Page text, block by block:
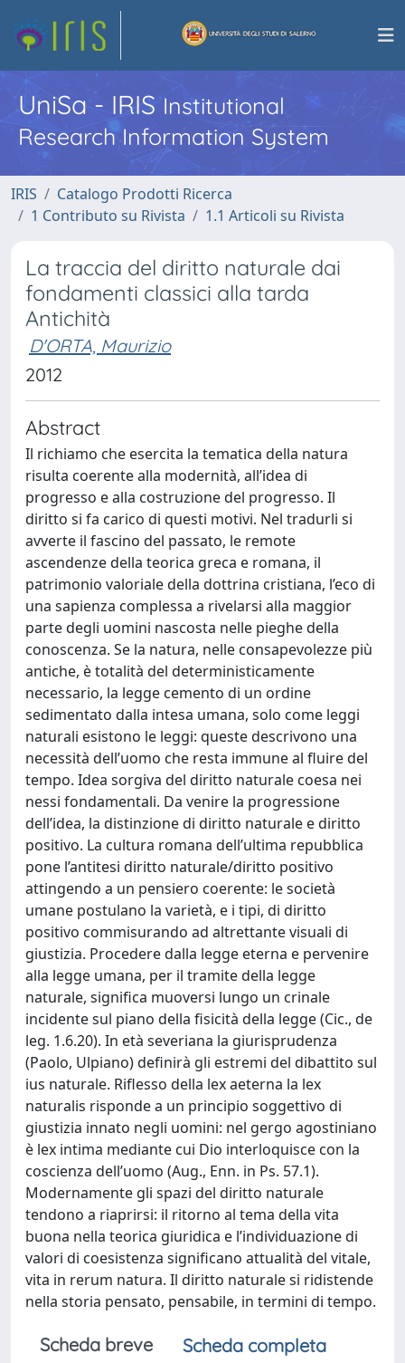
UniSa - IRISInstitutional
Research Information System
IRIS
Catalogo Prodotti Ricerca
1 Contributo su Rivista
1.1 Articoli su Rivista
La traccia del diritto naturale dai
fondamenti classici alla tarda
Antichità
D'ORTA, Maurizio
2012
Abstract
Il richiamo che esercita la tematica della natura
risulta coerente alla modernità, all’idea di
progresso e alla costruzione del progresso. Il
diritto si fa carico di questi motivi. Nel tradurli si
avverte il fascino del passato, le remote
ascendenze della teorica greca e romana, il
patrimonio valoriale della dottrina cristiana, l’eco di
una sapienza complessa a rivelarsi alla maggior
parte degli uomini nascosta nelle pieghe della
conoscenza. Se la natura, nelle consapevolezze più
antiche, è totalità del deterministicamente
necessario, la legge cemento di un ordine
sedimentato dalla intesa umana, solo come leggi
naturali esistono le leggi: queste descrivono una
necessità dell’uomo che resta immune al fluire del
tempo. Idea sorgiva del diritto naturale coesa nei
nessi fondamentali. Da venire la progressione
dell’idea, la distinzione di diritto naturale e diritto
positivo. La cultura romana dell’ultima repubblica
pone l’antitesi diritto naturale/diritto positivo
attingendo a un pensiero coerente: le società
umane postulano la varietà, e i tipi, di diritto
positivo commisurando ad altrettante visuali di
giustizia. Procedere dalla legge eterna e pervenire
alla legge umana, per il tramite della legge
naturale, significa muoversi lungo un crinale
incidente sul piano della fisicità della legge (Cic., de
leg. 1.6.20). In età severiana la giurisprudenza
(Paolo, Ulpiano) definirà gli estremi del dibattito sul
ius naturale. Riflesso della lex aeterna la lex
naturalis risponde a un principio soggettivo di
giustizia innato negli uomini: nel gergo agostiniano
è lex intima mediante cui Dio interloquisce con la
coscienza dell’uomo (Aug., Enn. in Ps. 57.1).
Modernamente gli spazi del diritto naturale
tendono a riaprirsi: il ritorno al tema della vita
buona nella teorica giuridica e l’individuazione di
valori di coesistenza significano attualità del vitale,
vita in rerum natura. Il diritto naturale si ridistende
nella storia pensato, pensabile, in termini di tempo.
Scheda breve
Scheda completa